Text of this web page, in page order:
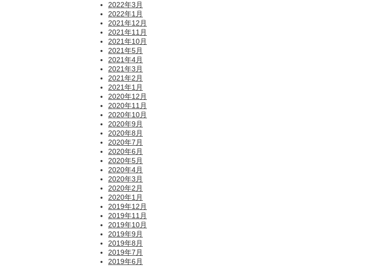
2022年3月
2022年1月
2021年12月
2021年11月
2021年10月
2021年5月
2021年4月
2021年3月
2021年2月
2021年1月
2020年12月
2020年11月
2020年10月
2020年9月
2020年8月
2020年7月
2020年6月
2020年5月
2020年4月
2020年3月
2020年2月
2020年1月
2019年12月
2019年11月
2019年10月
2019年9月
2019年8月
2019年7月
2019年6月